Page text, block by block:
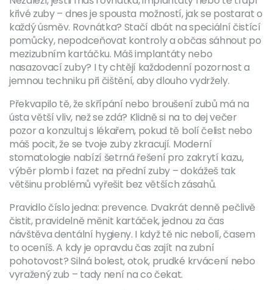
křivé zuby – dnes je spousta možností, jak se postarat o
každý úsměv. Rovnátka? Stačí dbát na speciální čistící
pomůcky, nepodceňovat kontroly a občas sáhnout po
mezizubním kartáčku. Máš implantáty nebo
nasazovací zuby? I ty chtějí každodenní pozornost a
jemnou techniku při čištění, aby dlouho vydržely.
Překvapilo tě, že skřípání nebo broušení zubů má na
ústa větší vliv, než se zdá? Klidně si na to dej večer
pozor a konzultuj s lékařem, pokud tě bolí čelist nebo
máš pocit, že se tvoje zuby zkracují. Moderní
stomatologie nabízí šetrná řešení pro zakrytí kazu,
výběr plomb i fazet na přední zuby – dokážeš tak
většinu problémů vyřešit bez větších zásahů.
Pravidlo číslo jedna: prevence. Dvakrát denně pečlivě
čistit, pravidelně měnit kartáček, jednou za čas
návštěva dentální hygieny. I když tě nic nebolí, časem
to oceníš. A kdy je opravdu čas zajít na zubní
pohotovost? Silná bolest, otok, prudké krvácení nebo
vyražený zub – tady není na co čekat.